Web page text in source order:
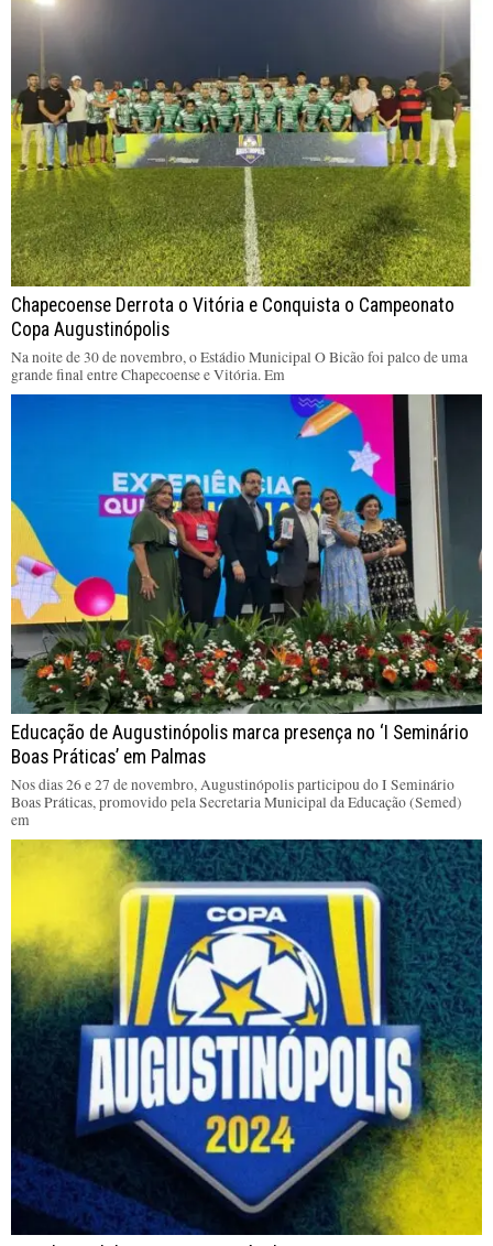
Chapecoense Derrota o Vitória e Conquista o Campeonato
Copa Augustinópolis
Na noite de 30 de novembro, o Estádio Municipal O Bicão foi palco de uma
grande final entre Chapecoense e Vitória. Em
Educação de Augustinópolis marca presença no ‘I Seminário
Boas Práticas’ em Palmas
Nos dias 26 e 27 de novembro, Augustinópolis participou do I Seminário
Boas Práticas, promovido pela Secretaria Municipal da Educação (Semed)
em